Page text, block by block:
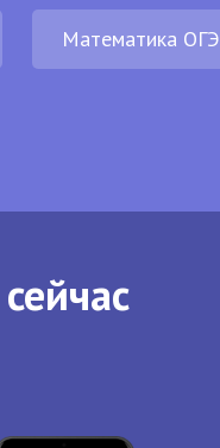
Математика ОГЭ